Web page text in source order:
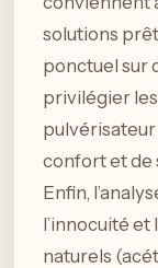
solutions
ponctuel sur
privilégier
confort et de
Enfin,
l’innocuité et
naturels